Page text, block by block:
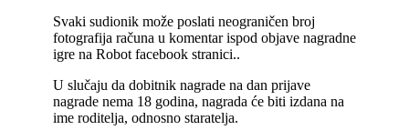
Svaki sudionik može poslati neograničen broj
fotografija računa u komentar ispod objave nagradne
igre na Robot facebook stranici..
U slučaju da dobitnik nagrade na dan prijave
nagrade nema 18 godina, nagrada će biti izdana na
ime roditelja, odnosno staratelja.